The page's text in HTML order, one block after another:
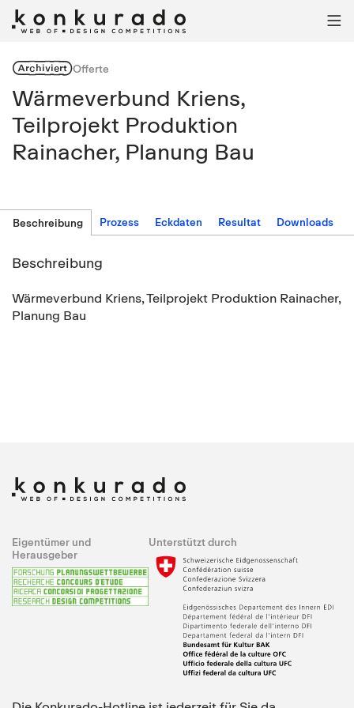

ArchiviertOfferte
Wärmeverbund Kriens,
Teilprojekt Produktion
Rainacher, Planung Bau
Beschreibung Prozess Eckdaten Resultat Downloads
Beschreibung
Wärmeverbund Kriens, Teilprojekt Produktion Rainacher,
Planung Bau
Eigentümer und
Herausgeber
Unterstützt durch